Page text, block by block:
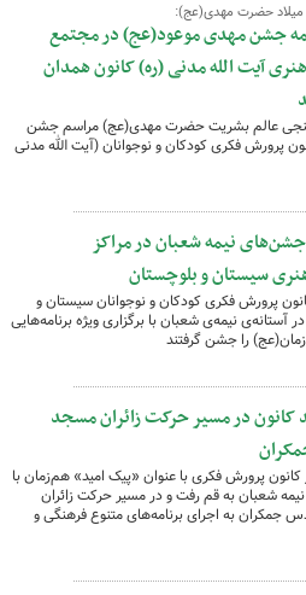
میلاد حضرت مهدی(عج):
جشن مهدی موعود(عج) در مجتمع
آیت الله مدنی (ره) کانون همدان
منجی عالم بشریت حضرت مهدی(عج) مراسم جشن
پرورش فکری کودکان و نوجوانان (آیت الله مدنی
نیمه شعبان در مراکز
سیستان و بلوچستان
پرورش فکری کودکان و نوجوانان سیستان و
آستانه‌ی نیمه‌ی شعبان با برگزاری ویژه برنامه‌هایی
زمان(عج) را جشن گرفتند
کانون در مسیر حرکت زائران مسجد
کانون پرورش فکری با عنوان «پیک امید» هم‌زمان با
شعبان به قم رفت و در مسیر حرکت زائران
جمکران به اجرای برنامه‌های متنوع فرهنگی و